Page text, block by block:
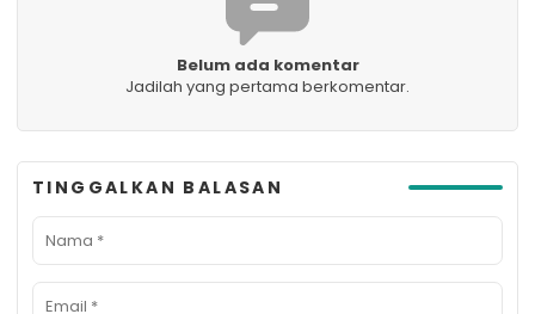
Belum ada komentar
Jadilah yang pertama berkomentar.
TINGGALKAN BALASAN